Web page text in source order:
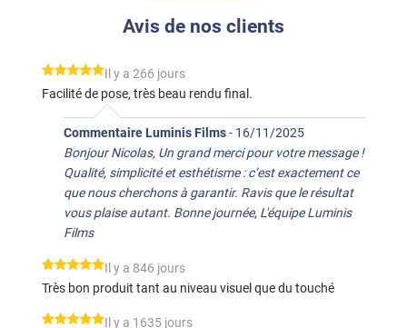
Avis de nos clients
*****
Il y a 266 jours
Facilité de pose, très beau rendu final.
Commentaire Luminis Films- 16/11/2025
Bonjour Nicolas, Un grand merci pour votre message !
Qualité, simplicité et esthétisme : c’est exactement ce
que nous cherchons à garantir. Ravis que le résultat
vous plaise autant. Bonne journée, L'équipe Luminis
Films
*****
Il y a 846 jours
Très bon produit tant au niveau visuel que du touché
*****
Il y a 1635 jours